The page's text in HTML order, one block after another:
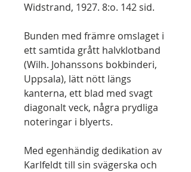
Widstrand, 1927. 8:o. 142 sid.
Bunden med främre omslaget i
ett samtida grått halvklotband
(Wilh. Johanssons bokbinderi,
Uppsala), lätt nött längs
kanterna, ett blad med svagt
diagonalt veck, några prydliga
noteringar i blyerts.
Med egenhändig dedikation av
Karlfeldt till sin svägerska och